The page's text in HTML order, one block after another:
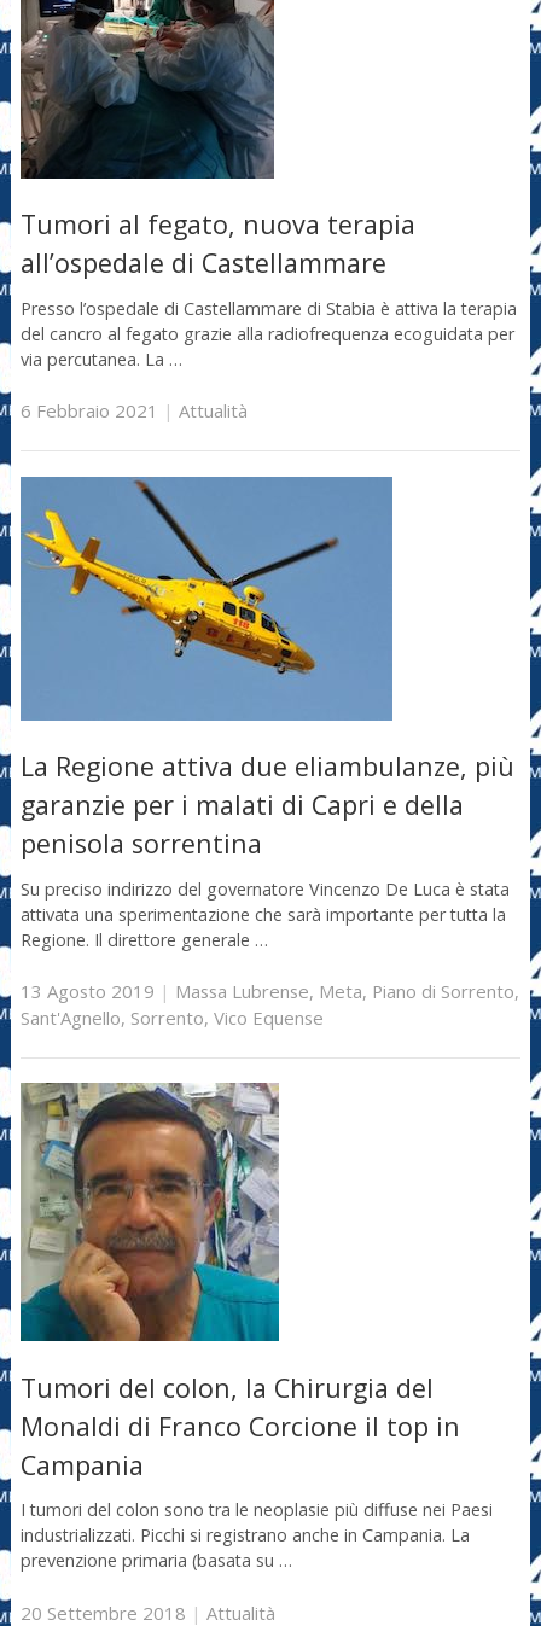
Tumori al fegato, nuova terapia
all’ospedale di Castellammare
Presso l’ospedale di Castellammare di Stabia è attiva la terapia
del cancro al fegato grazie alla radiofrequenza ecoguidata per
via percutanea. La …
6 Febbraio 2021 | Attualità
La Regione attiva due eliambulanze, più
garanzie per i malati di Capri e della
penisola sorrentina
Su preciso indirizzo del governatore Vincenzo De Luca è stata
attivata una sperimentazione che sarà importante per tutta la
Regione. Il direttore generale …
13 Agosto 2019 | Massa Lubrense, Meta, Piano di Sorrento,
Sant'Agnello, Sorrento, Vico Equense
Tumori del colon, la Chirurgia del
Monaldi di Franco Corcione il top in
Campania
I tumori del colon sono tra le neoplasie più diffuse nei Paesi
industrializzati. Picchi si registrano anche in Campania. La
prevenzione primaria (basata su …
20 Settembre 2018 | Attualità